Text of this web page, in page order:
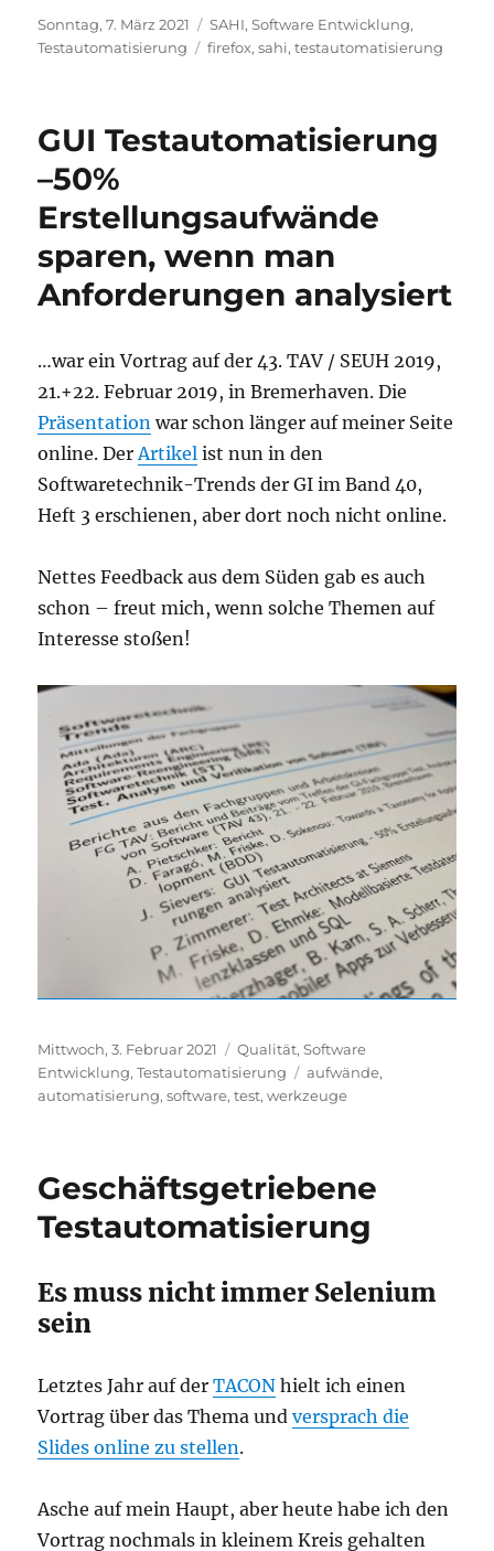
Veröffentlicht
am
Sonntag, 7. März 2021 Kategorien
SAHI,Software Entwicklung,
Testautomatisierung
Schlagwörter
firefox,sahi,testautomatisierung
GUI Testautomatisierung
–50%
Erstellungsaufwände
sparen, wenn man
Anforderungen analysiert
…war ein Vortrag auf der 43. TAV / SEUH 2019,
21.+22. Februar 2019, in Bremerhaven. Die
Präsentation war schon länger auf meiner Seite
online. Der Artikel ist nun in den
Softwaretechnik-Trends der GI im Band 40,
Heft 3 erschienen, aber dort noch nicht online.
Nettes Feedback aus dem Süden gab es auch
schon – freut mich, wenn solche Themen auf
Interesse stoßen!
Veröffentlicht
am
Mittwoch, 3. Februar 2021 Kategorien
Qualität,Software
Entwicklung,Testautomatisierung Schlagwörter
aufwände,
automatisierung,software,test,werkzeuge
Geschäftsgetriebene
Testautomatisierung
Es muss nicht immer Selenium
sein
Letztes Jahr auf derTACON hielt ich einen
Vortrag über das Thema undversprach die
Slides online zu stellen.
Asche auf mein Haupt, aber heute habe ich den
Vortrag nochmals in kleinem Kreis gehalten